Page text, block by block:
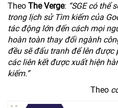
Theo The Verge: “SGE có thể
trong lịch sử Tìm kiếm của
tác động lớn đến cách mọi
hoàn toàn thay đổi ngành
đều sẽ đấu tranh để lên được
các liên kết được xuất hiện
kiếm.”
Theo